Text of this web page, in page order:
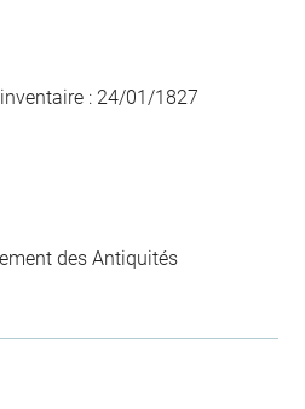
: 24/01/1827
des Antiquités